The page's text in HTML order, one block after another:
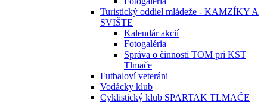
Turistický oddiel mládeže - KAMZÍKY A
SVIŠTE
Kalendár akcií
Fotogaléria
Správa o činnosti TOM pri KST
Tlmače
Futbaloví veteráni
Vodácky klub
Cyklistický klub SPARTAK TLMAČE